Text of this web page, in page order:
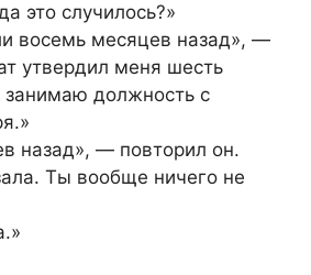
это случилось?»
восемь месяцев назад», —
утвердил меня шесть
занимаю должность с
назад», — повторил он.
Ты вообще ничего не